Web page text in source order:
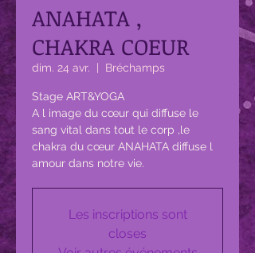
ANAHATA ,
CHAKRA COEUR
dim. 24 avr. Bréchamps
Stage ART&YOGA
A l image du cœur qui diffuse le
sang vital dans tout le corp ,le
chakra du cœur ANAHATA diffuse l
Les inscriptions sont
closes